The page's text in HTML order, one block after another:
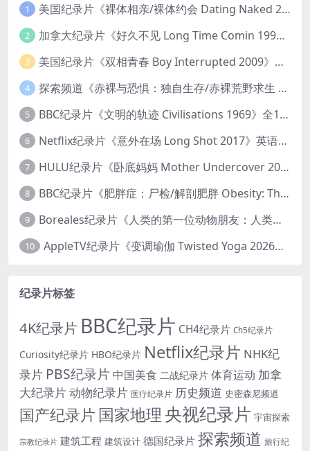
1 美国纪录片《裸体相亲/裸体约会 Dating Naked 2014-2016》第1-3季全33集 英语中英双字 无水印纯净版 1080P/MKV/85.6G 裸体相亲真人秀
2 加拿大纪录片《好久不见 Long Time Comin 1993》英语中英双字 官方纯净版 1080P/MKV/1G 女同性艺术家
3 美国纪录片《双相青春 Boy Interrupted 2009》英语中英双字 官方纯净版 1080P/MKV/1.43G 青少年躁郁症
4 探索频道《赤裸与恐惧：独自生存/赤裸荒野求生 Naked and Afraid: Solo 2023》第一季全8集 英语中英双字 官方纯净版 高码1080P/MKV/45.4G
5 BBC纪录片《文明的轨迹 Civilisations 1969》全13集 英语中英双字 高清收藏版 1080P/MKV/64.1G 西方艺术史话
6 Netflix纪录片《意外在场 Long Shot 2017》英语中字 720P/NKV/1.06GB 美国谋杀误判案件
7 HULU纪录片《卧底妈妈 Mother Undercover 2023》全4集 英语中英双字 官方纯净版 1080P/MKV/7.6G 拯救孩子
8 BBC纪录片《肥胖症：尸检/解剖肥胖 Obesity: The Post Mortem 2016》英语中英双字 无水印纯净版 1080P/MKV/1.03G
9 Boreales纪录片《人类的第一位动物朋友：人类和狗的神奇故事 Man’s First Friend 2018》英语中英双字 1080P/MP4/1.8G 狗的神奇故事
10 AppleTV纪录片《变调瑜伽 Twisted Yoga 2026》全3集 英语中英双字 无水印纯净版 1080P/MKV/10G 瑜伽大师背后的真相
纪录片标签
4K纪录片 BBC纪录片 CH4纪录片 Ch5纪录片
Curiosity纪录片 HBO纪录片 Netflix纪录片 NHK纪
录片 PBS纪录片 中国美食 二战纪录片 体育运动 加拿
大纪录片动物纪录片 医疗纪录片 历史频道 史密森尼频道
国产纪录片 国家地理 央视纪录片 宇宙探索
宗教纪录片 建筑工程 建筑设计 德国纪录片 探索频道 旅行纪